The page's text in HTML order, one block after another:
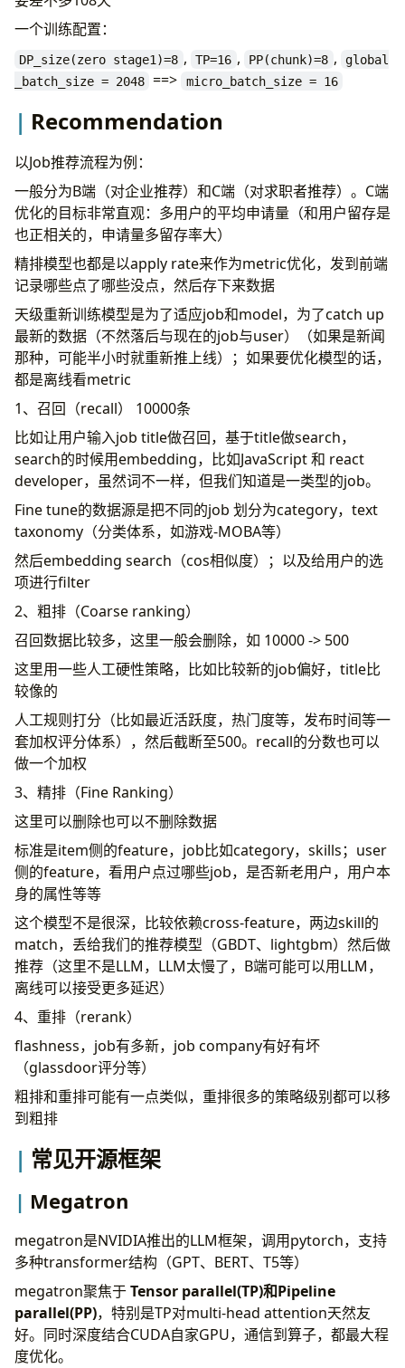
一个训练配置：
DP_size(zero stage1)=8 , TP=16 , PP(chunk)=8 ,
global
_batch_size = 2048 ==> micro_batch_size = 16
Recommendation
以Job推荐流程为例：
一般分为B端（对企业推荐）和C端（对求职者推荐）。C端
优化的目标非常直观：多用户的平均申请量（和用户留存是
也正相关的，申请量多留存率大）
精排模型也都是以apply rate来作为metric优化，发到前端
记录哪些点了哪些没点，然后存下来数据
天级重新训练模型是为了适应job和model，为了catch up
最新的数据（不然落后与现在的job与user）（如果是新闻
那种，可能半小时就重新推上线）；如果要优化模型的话，
都是离线看metric
1、召回（recall） 10000条
比如让用户输入job title做召回，基于title做search，
search的时候用embedding，比如JavaScript 和 react
developer，虽然词不一样，但我们知道是一类型的job。
Fine tune的数据源是把不同的job 划分为category，text
taxonomy（分类体系，如游戏-MOBA等）
然后embedding search（cos相似度）；以及给用户的选
项进行filter
2、粗排（Coarse ranking）
召回数据比较多，这里一般会删除，如 10000 -> 500
这里用一些人工硬性策略，比如比较新的job偏好，title比
较像的
人工规则打分（比如最近活跃度，热门度等，发布时间等一
套加权评分体系），然后截断至500。recall的分数也可以
做一个加权
3、精排（Fine Ranking）
这里可以删除也可以不删除数据
标准是item侧的feature，job比如category，skills；user
侧的feature，看用户点过哪些job，是否新老用户，用户本
身的属性等等
这个模型不是很深，比较依赖cross-feature，两边skill的
match，丢给我们的推荐模型（GBDT、lightgbm）然后做
推荐（这里不是LLM，LLM太慢了，B端可能可以用LLM，
离线可以接受更多延迟）
4、重排（rerank）
flashness，job有多新，job company有好有坏
（glassdoor评分等）
粗排和重排可能有一点类似，重排很多的策略级别都可以移
到粗排
常见开源框架
Megatron
megatron是NVIDIA推出的LLM框架，调用pytorch，支持
多种transformer结构（GPT、BERT、T5等）
megatron聚焦于Tensor parallel(TP)和Pipeline
parallel(PP)，特别是TP对multi-head attention天然友
好。同时深度结合CUDA自家GPU，通信到算子，都最大程
度优化。